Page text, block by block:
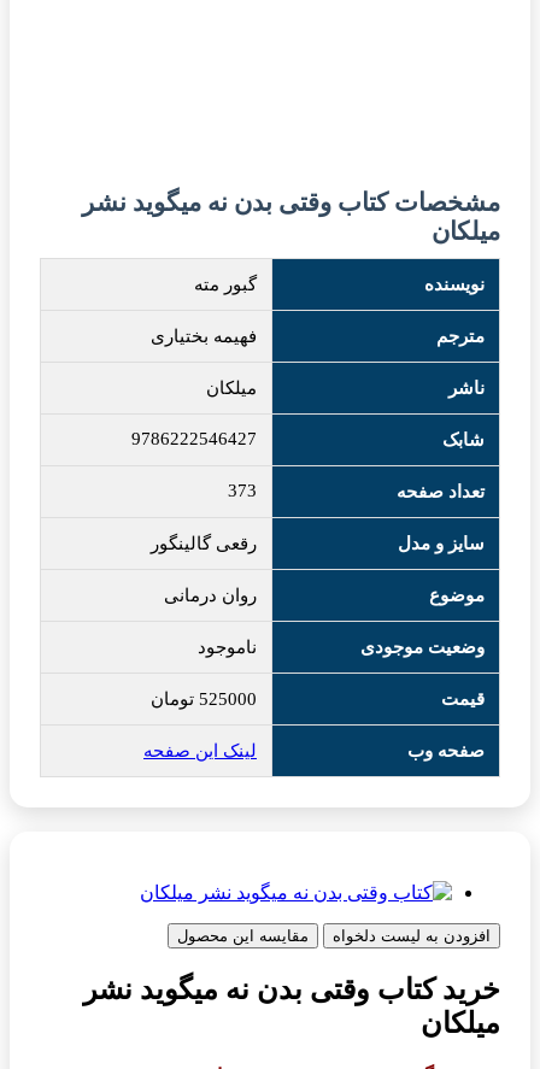
مشخصات کتاب وقتی بدن نه میگوید نشر
میلکان
نویسنده گبور مته
مترجم فهیمه بختیاری
ناشر میلکان
شابک 9786222546427
تعداد صفحه 373
سایز و مدل رقعی گالینگور
موضوع روان درمانی
وضعیت موجودی ناموجود
قیمت 525000 تومان
صفحه وب لینک این صفحه
افزودن به لیست دلخواه مقایسه این محصول
خرید کتاب وقتی بدن نه میگوید نشر
میلکان